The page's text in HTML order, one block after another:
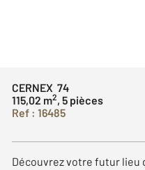
CERNEX 74
115,02 m2, 5 pièces
Ref : 16485
Découvrez votre futur lieu